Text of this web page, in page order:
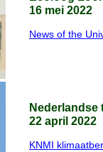
16 mei 2022
News of the
Nederlandse
22 april 2022
KNMI